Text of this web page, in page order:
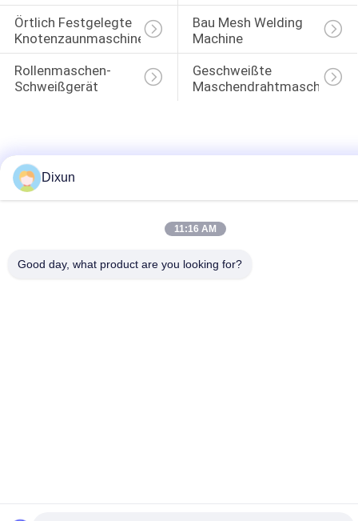
Örtlich Festgelegte
Knotenzaunmaschine
Bau Mesh Welding
Machine
Rollenmaschen-
Schweißgerät
Geschweißte
Maschendrahtmaschine
Dixun
11:16 AM
Good day, what product are you looking for?